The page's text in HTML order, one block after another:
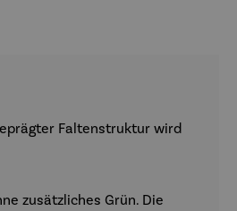
Faltenstruktur wird
zusätzliches Grün. Die